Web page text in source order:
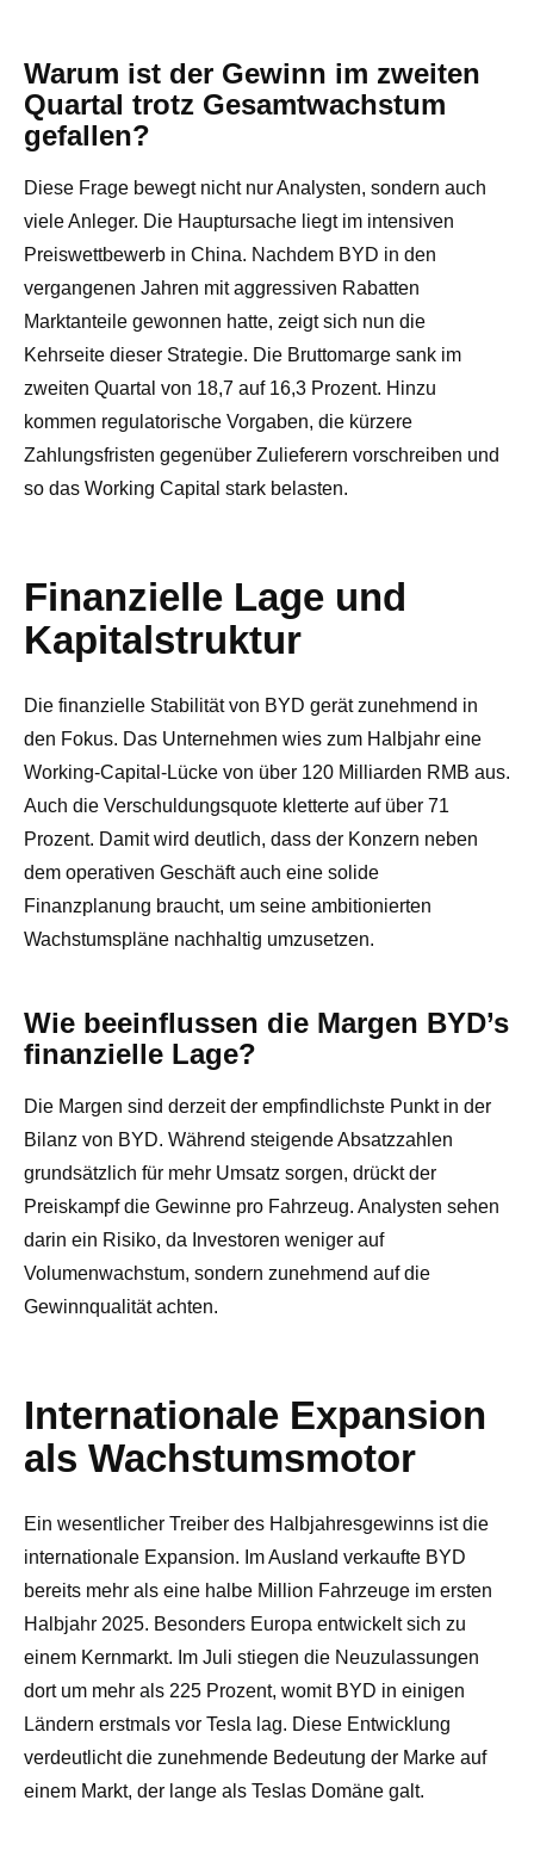
Warum ist der Gewinn im zweiten
Quartal trotz Gesamtwachstum
gefallen?
Diese Frage bewegt nicht nur Analysten, sondern auch
viele Anleger. Die Hauptursache liegt im intensiven
Preiswettbewerb in China. Nachdem BYD in den
vergangenen Jahren mit aggressiven Rabatten
Marktanteile gewonnen hatte, zeigt sich nun die
Kehrseite dieser Strategie. Die Bruttomarge sank im
zweiten Quartal von 18,7 auf 16,3 Prozent. Hinzu
kommen regulatorische Vorgaben, die kürzere
Zahlungsfristen gegenüber Zulieferern vorschreiben und
so das Working Capital stark belasten.
Finanzielle Lage und
Kapitalstruktur
Die finanzielle Stabilität von BYD gerät zunehmend in
den Fokus. Das Unternehmen wies zum Halbjahr eine
Working-Capital-Lücke von über 120 Milliarden RMB aus.
Auch die Verschuldungsquote kletterte auf über 71
Prozent. Damit wird deutlich, dass der Konzern neben
dem operativen Geschäft auch eine solide
Finanzplanung braucht, um seine ambitionierten
Wachstumspläne nachhaltig umzusetzen.
Wie beeinflussen die Margen BYD’s
finanzielle Lage?
Die Margen sind derzeit der empfindlichste Punkt in der
Bilanz von BYD. Während steigende Absatzzahlen
grundsätzlich für mehr Umsatz sorgen, drückt der
Preiskampf die Gewinne pro Fahrzeug. Analysten sehen
darin ein Risiko, da Investoren weniger auf
Volumenwachstum, sondern zunehmend auf die
Gewinnqualität achten.
Internationale Expansion
als Wachstumsmotor
Ein wesentlicher Treiber des Halbjahresgewinns ist die
internationale Expansion. Im Ausland verkaufte BYD
bereits mehr als eine halbe Million Fahrzeuge im ersten
Halbjahr 2025. Besonders Europa entwickelt sich zu
einem Kernmarkt. Im Juli stiegen die Neuzulassungen
dort um mehr als 225 Prozent, womit BYD in einigen
Ländern erstmals vor Tesla lag. Diese Entwicklung
verdeutlicht die zunehmende Bedeutung der Marke auf
einem Markt, der lange als Teslas Domäne galt.